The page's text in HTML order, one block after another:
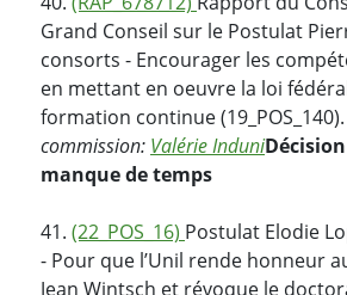
Grand Conseil sur le Postulat
consorts - Encourager les
en mettant en oeuvre la loi
formation continue (19_POS_140).
commission: Valérie Induni
manque de temps
41. (22_POS_16) Postulat Elodie
- Pour que l’Unil rende honneur
Jean Wintsch et révoque le